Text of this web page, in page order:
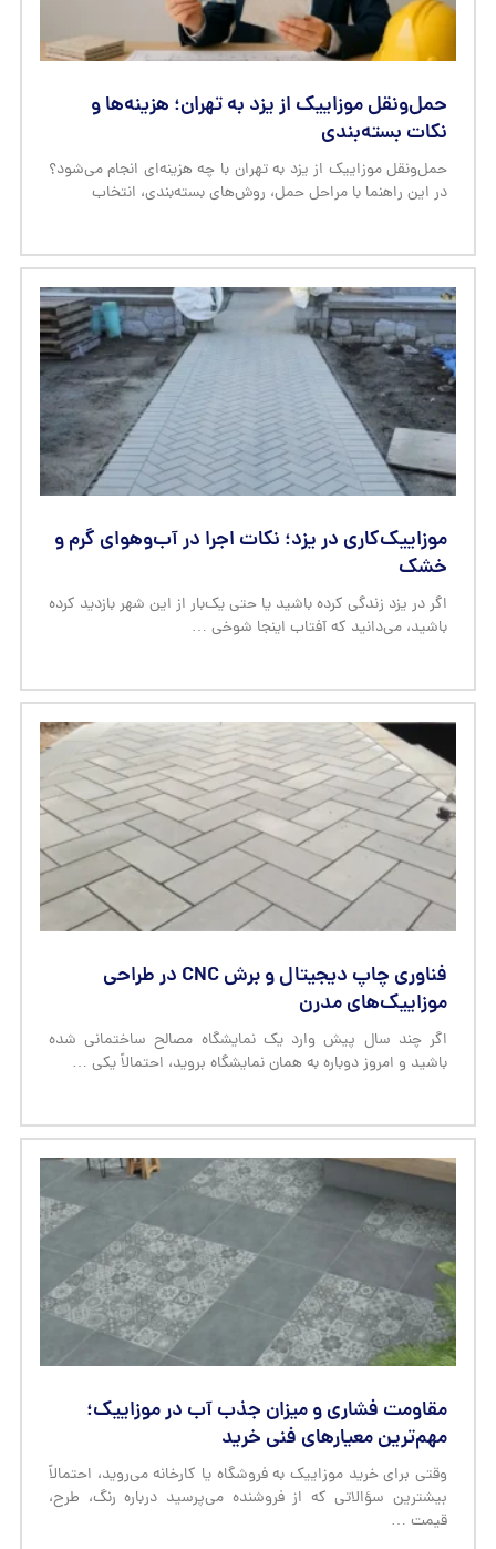
حمل‌ونقل موزاییک از یزد به تهران؛ هزینه‌ها و
نکات بسته‌بندی
حمل‌ونقل موزاییک از یزد به تهران با چه هزینه‌ای انجام می‌شود؟
در این راهنما با مراحل حمل، روش‌های بسته‌بندی، انتخاب
موزاییک‌کاری در یزد؛ نکات اجرا در آب‌وهوای گرم و
خشک
اگر در یزد زندگی کرده باشید یا حتی یک‌بار از این شهر بازدید کرده
باشید، می‌دانید که آفتاب اینجا شوخی …
فناوری چاپ دیجیتال و برش CNC در طراحی
موزاییک‌های مدرن
اگر چند سال پیش وارد یک نمایشگاه مصالح ساختمانی شده
باشید و امروز دوباره به همان نمایشگاه بروید، احتمالاً یکی …
مقاومت فشاری و میزان جذب آب در موزاییک؛
مهم‌ترین معیارهای فنی خرید
وقتی برای خرید موزاییک به فروشگاه یا کارخانه می‌روید، احتمالاً
بیشترین سؤالاتی که از فروشنده می‌پرسید درباره رنگ، طرح،
قیمت …